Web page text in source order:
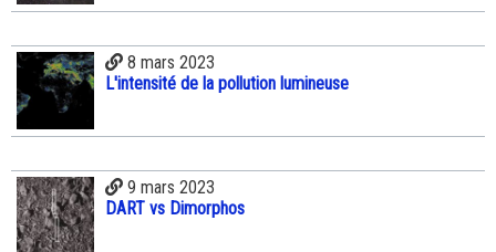
8 mars 2023
L'intensité de la pollution lumineuse
9 mars 2023
DART vs Dimorphos